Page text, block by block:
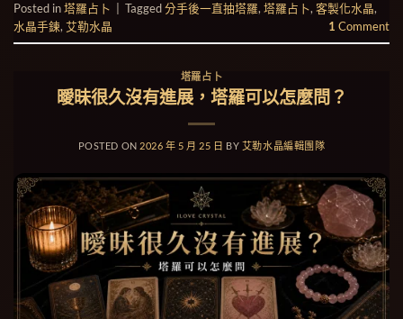
Posted in塔羅占卜 Tagged分手後一直抽塔羅,塔羅占卜,客製化水晶,
水晶手鍊,艾勒水晶 1 Comment
塔羅占卜
曖昧很久沒有進展，塔羅可以怎麼問？
POSTED ON 2026 年 5 月 25 日 BY 艾勒水晶編輯團隊